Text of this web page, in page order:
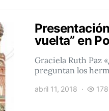
vuelta” en
Graciela Ruth Paz
preguntan los
abril 11, 2018